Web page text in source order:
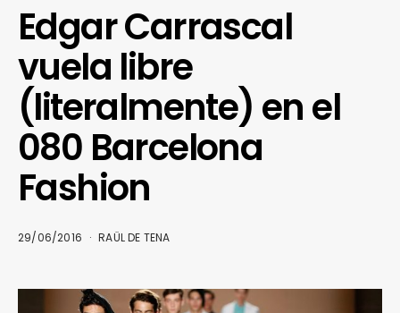
Edgar Carrascal
vuela libre
(literalmente) en el
080 Barcelona
Fashion
29/06/2016 RAÜL DE TENA